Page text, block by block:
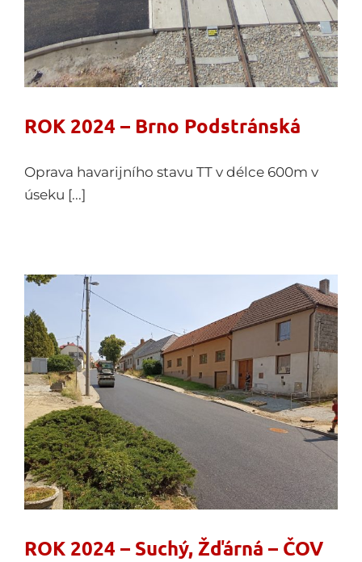
ROK 2024 – Brno Podstránská
Oprava havarijního stavu TT v délce 600m v
úseku [...]
ROK 2024 – Suchý, Žďárná – ČOV